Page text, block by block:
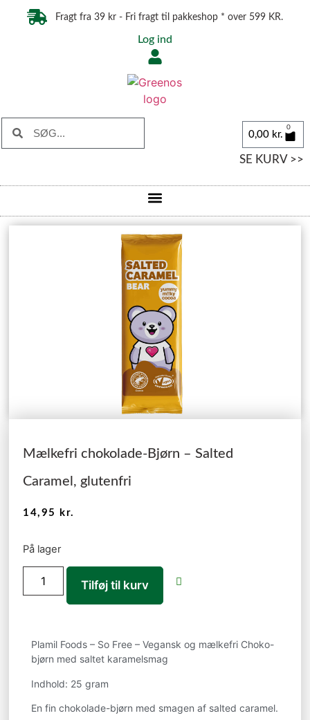
Fragt fra 39 kr - Fri fragt til pakkeshop * over 599 KR.
Log ind
0,00 kr.
0
SE KURV >>
Mælkefri chokolade-Bjørn – Salted
Caramel, glutenfri
14,95 kr.
På lager
Tilføj til kurv
Plamil Foods – So Free – Vegansk og mælkefri Choko-
bjørn med saltet karamelsmag
Indhold: 25 gram
En fin chokolade-bjørn med smagen af salted caramel.